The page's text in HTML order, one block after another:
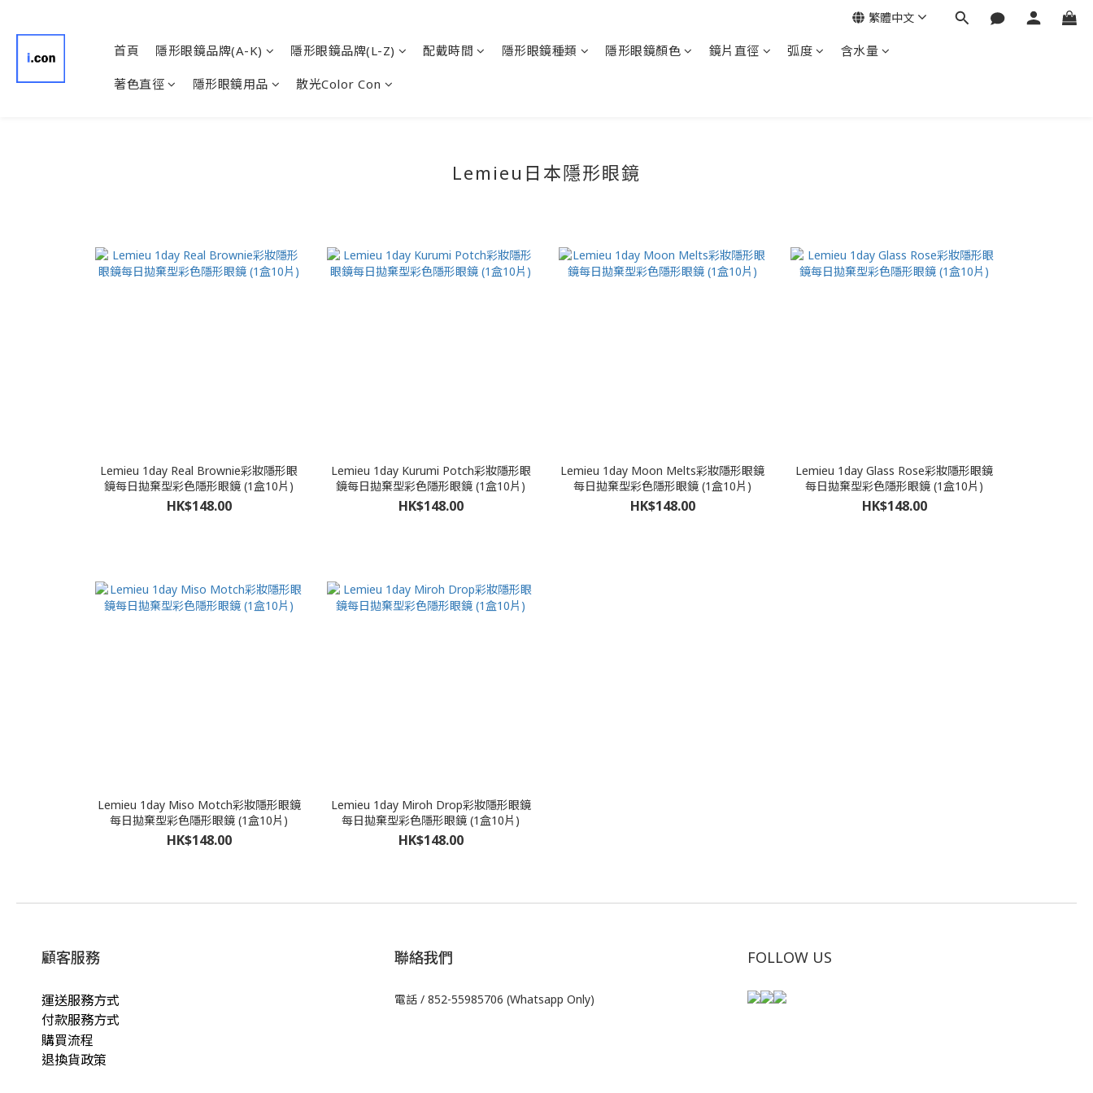
首頁 隱形眼鏡品牌(A-K) 隱形眼鏡品牌(L-Z) 配戴時間 隱形眼鏡種類 隱形眼鏡顏色 鏡片直徑 弧度 含水量
著色直徑 隱形眼鏡用品 散光Color Con
繁體中文
Lemieu 日本隱形眼鏡
Lemieu 1day Real Brownie彩妝隱形眼
鏡每日拋棄型彩色隱形眼鏡 (1盒10片)
HK$148.00
Lemieu 1day Kurumi Potch彩妝隱形眼
鏡每日拋棄型彩色隱形眼鏡 (1盒10片)
HK$148.00
Lemieu 1day Moon Melts彩妝隱形眼鏡
每日拋棄型彩色隱形眼鏡 (1盒10片)
HK$148.00
Lemieu 1day Glass Rose彩妝隱形眼鏡
每日拋棄型彩色隱形眼鏡 (1盒10片)
HK$148.00
Lemieu 1day Miso Motch彩妝隱形眼鏡
每日拋棄型彩色隱形眼鏡 (1盒10片)
HK$148.00
Lemieu 1day Miroh Drop彩妝隱形眼鏡
每日拋棄型彩色隱形眼鏡 (1盒10片)
HK$148.00
顧客服務
運送服務方式
付款服務方式
購買流程
退換貨政策
聯絡我們
電話 / 852-55985706 (Whatsapp Only)
FOLLOW US